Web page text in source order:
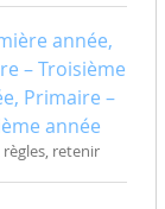
année,
– Troisième
Primaire –
année
retenir